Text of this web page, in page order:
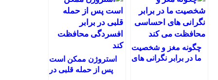
چگونه مغز و شخصیت
ما در برابر نگرانی های
استروژن ممکن است
پس از حمله قلبی در